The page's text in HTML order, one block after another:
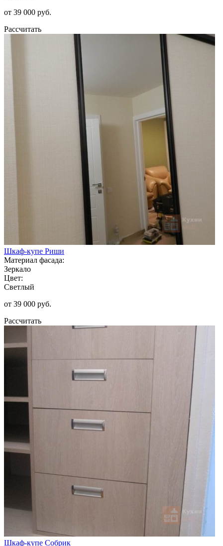
от 39 000 руб.
Рассчитать
Шкаф-купе Риши
Материал фасада:
Зеркало
Цвет:
Светлый
от 39 000 руб.
Рассчитать
Шкаф-купе Собрик